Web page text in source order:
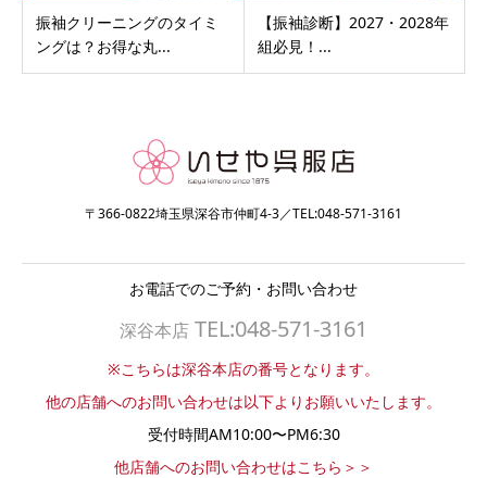
振袖クリーニングのタイミ
ングは？お得な丸...
【振袖診断】2027・2028年
組必見！...
〒366-0822埼玉県深谷市仲町4-3／TEL:048-571-3161
お電話でのご予約・お問い合わせ
深谷本店 TEL:048-571-3161
※こちらは深谷本店の番号となります。
他の店舗へのお問い合わせは以下よりお願いいたします。
受付時間AM10:00〜PM6:30
他店舗へのお問い合わせはこちら＞＞